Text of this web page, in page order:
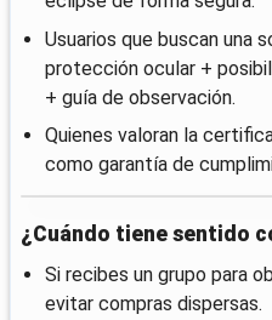
Usuarios que buscan una
protección ocular +
+ guía de observación.
Quienes valoran la
como garantía de
¿Cuándo tiene sentido
Si recibes un grupo para
evitar compras dispersas.